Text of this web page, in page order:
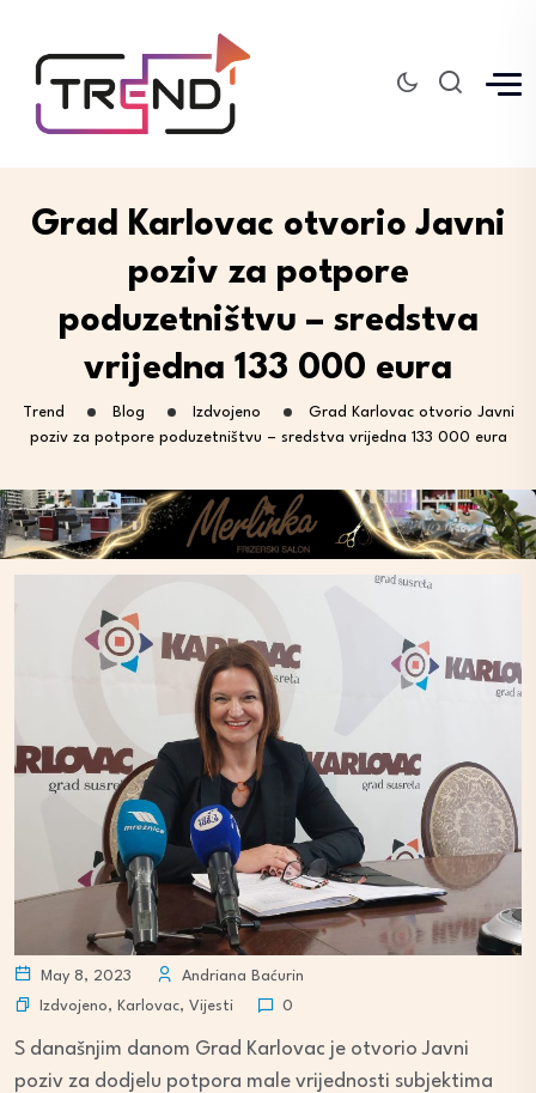
Grad Karlovac otvorio Javni
poziv za potpore
poduzetništvu – sredstva
vrijedna 133 000 eura
Trend Blog Izdvojeno
Grad Karlovac otvorio Javni
poziv za potpore poduzetništvu – sredstva vrijedna 133 000 eura
May 8, 2023
Andriana Baćurin
Izdvojeno, Karlovac, Vijesti 0
S današnjim danom Grad Karlovac je otvorio Javni
poziv za dodjelu potpora male vrijednosti subjektima